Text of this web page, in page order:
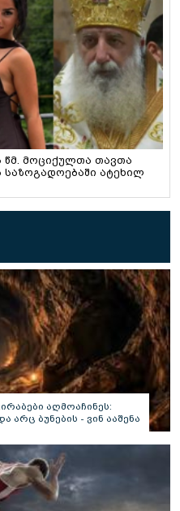
მოციქულთა თავთა
ატეხილ
აღმოაჩინეს:
არც ბუნების - ვინ ააშენა